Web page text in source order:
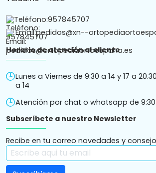
Teléfono:957845707
Email:pedidos@xn--
Horario de atención al cliente
Lunes a Viernes de 9:30 a 14 y 17 a
a 14
Atención por chat o whatsapp de 9:30
Subscríbete a nuestro Newsletter
Recibe en tu correo novedades y